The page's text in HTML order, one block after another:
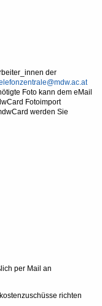
der
Foto kann dem eMail
Fotoimport
werden Sie
per Mail an
richten